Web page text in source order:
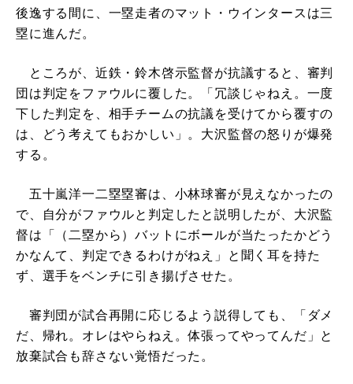
後逸する間に、一塁走者のマット・ウインタースは三
塁に進んだ。
ところが、近鉄・鈴木啓示監督が抗議すると、審判
団は判定をファウルに覆した。「冗談じゃねえ。一度
下した判定を、相手チームの抗議を受けてから覆すの
は、どう考えてもおかしい」。大沢監督の怒りが爆発
する。
五十嵐洋一二塁塁審は、小林球審が見えなかったの
で、自分がファウルと判定したと説明したが、大沢監
督は「（二塁から）バットにボールが当たったかどう
かなんて、判定できるわけがねえ」と聞く耳を持た
ず、選手をベンチに引き揚げさせた。
審判団が試合再開に応じるよう説得しても、「ダメ
だ、帰れ。オレはやらねえ。体張ってやってんだ」と
放棄試合も辞さない覚悟だった。